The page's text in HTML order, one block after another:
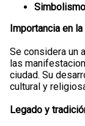
Simbolismo
Importancia en
Se considera un
las
ciudad. Su
cultural y
Legado y